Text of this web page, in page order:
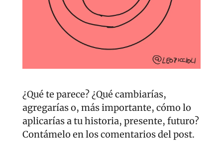
¿Qué te parece? ¿Qué cambiarías,
agregarías o, más importante, cómo lo
aplicarías a tu historia, presente, futuro?
Contámelo en los comentarios del post.